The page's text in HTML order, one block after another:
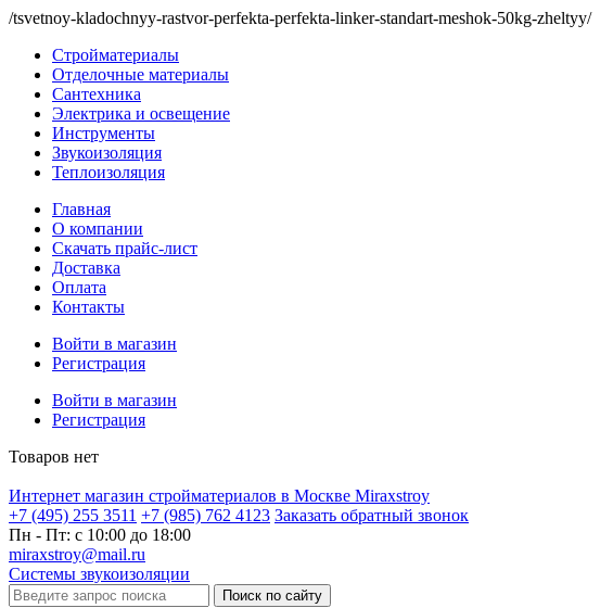
/tsvetnoy-kladochnyy-rastvor-perfekta-perfekta-linker-standart-meshok-50kg-zheltyy/
Стройматериалы
Отделочные материалы
Сантехника
Электрика и освещение
Инструменты
Звукоизоляция
Теплоизоляция
Главная
О компании
Скачать прайс-лист
Доставка
Оплата
Контакты
Войти в магазин
Регистрация
Войти в магазин
Регистрация
Товаров нет
Интернет магазин стройматериалов в Москве Miraxstroy
+7 (495) 255 3511 +7 (985) 762 4123 Заказать обратный звонок
Пн - Пт: с 10:00 до 18:00
miraxstroy@mail.ru
Системы звукоизоляции
Поиск по сайту